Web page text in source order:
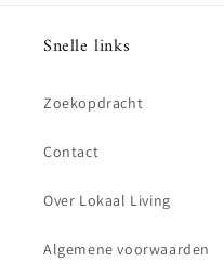
Snelle links
Zoekopdracht
Contact
Over Lokaal Living
Algemene voorwaarden